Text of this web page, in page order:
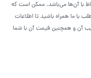
با آن‌ها می‌باشد. ممکن است که
با ما همراه باشید تا اطلاعات
آن و همچنین قیمت آن با شما